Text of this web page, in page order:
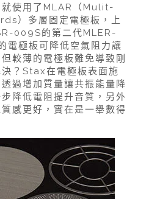
使用了MLAR（Mulit-
）多層固定電極板，上
009S的第二代MLER-
電極板可降低空氣阻力讓
較薄的電極板難免導致剛
？Stax在電極板表面施
過增加質量讓共振能量降
降低電阻提升音質，另外
感更好，實在是一舉數得